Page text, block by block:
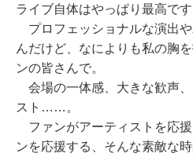
ライブ自体はやっぱり最高です
プロフェッショナルな演出
んだけど、なによりも私の胸
ンの皆さんで。
会場の一体感、大きな歓声
スト……。
ファンがアーティストを応
ンを応援する、そんな素敵な